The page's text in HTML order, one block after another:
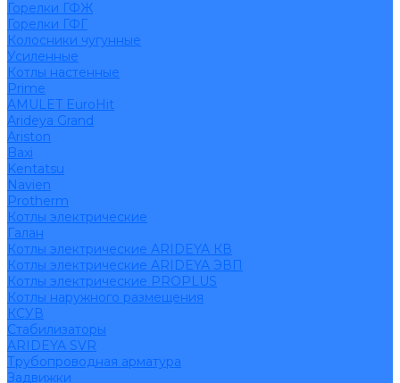
Горелки ГФЖ
Горелки ГФГ
Колосники чугунные
Усиленные
Котлы настенные
Prime
AMULET EuroHit
Arideya Grand
Ariston
Baxi
Kentatsu
Navien
Protherm
Котлы электрические
Галан
Котлы электрические ARIDEYA КВ
Котлы электрические ARIDEYA ЭВП
Котлы электрические PROPLUS
Котлы наружного размещения
КСУВ
Стабилизаторы
ARIDEYA SVR
Трубопроводная арматура
Задвижки